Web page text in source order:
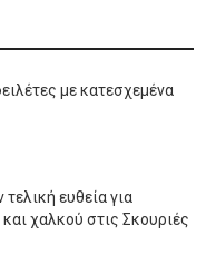
με κατεσχεμένα
ευθεία για
χαλκού στις Σκουριές